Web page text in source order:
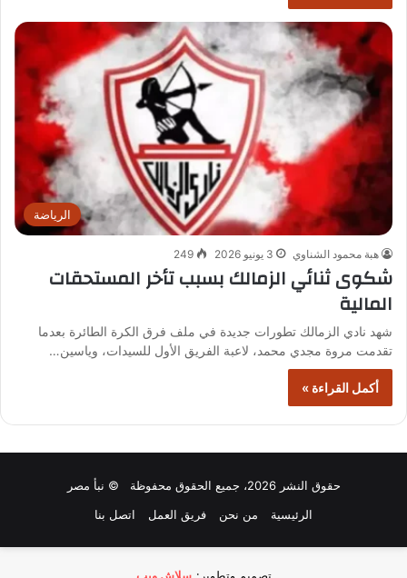
الرياضة
هبة محمود الشناوي 3 يونيو 2026 249
شكوى ثنائي الزمالك بسبب تأخر المستحقات
المالية
شهد نادي الزمالك تطورات جديدة في ملف فرق الكرة الطائرة بعدما
تقدمت مروة مجدي محمد، لاعبة الفريق الأول للسيدات، وياسين…
أكمل القراءة »
حقوق النشر 2026، جميع الحقوق محفوظة © نبأ مصر
الرئيسية
من نحن فريق العمل اتصل بنا